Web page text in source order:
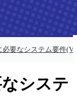
必要なシステム要件
システ